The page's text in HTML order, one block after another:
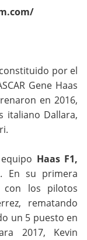
por el
Gene Haas
en 2016,
italiano Dallara,
Haas F1,
En su primera
con los pilotos
rematando
un 5 puesto en
2017, Kevin